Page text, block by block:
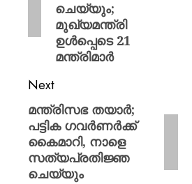
ചെയ്യും;
മുഖ്യമന്ത്രി
ഉൾപ്പെടെ 21
മന്ത്രിമാർ
Next
മന്ത്രിസഭ തയാർ;
പട്ടിക ഗവർണർക്ക്
കൈമാറി, നാളെ
സത്യപ്രതിജ്ഞ
ചെയ്യും